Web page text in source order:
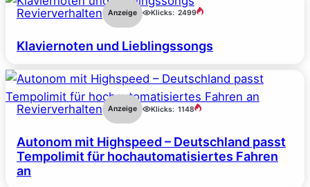
Revierverhalten Anzeige Klicks: 2499
Klaviernoten und Lieblingssongs
Revierverhalten Anzeige Klicks: 1148
Autonom mit Highspeed – Deutschland passt
Tempolimit für hochautomatisiertes Fahren
an